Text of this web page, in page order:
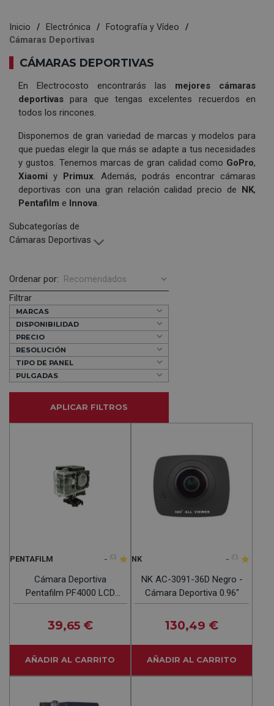
Inicio Electrónica
Fotografía y Vídeo
Cámaras Deportivas
CÁMARAS DEPORTIVAS
En Electrocosto encontrarás las mejores cámaras
deportivas para que tengas excelentes recuerdos en
todos los rincones.
Disponemos de gran variedad de marcas y modelos para
que puedas elegir la que más se adapte a tus necesidades
y gustos. Tenemos marcas de gran calidad como GoPro,
Xiaomi y Primux. Además, podrás encontrar cámaras
deportivas con una gran relación calidad precio de NK,
Pentafilm e Innova.
Subcategorías de
Cámaras Deportivas
Ordenar por:
Filtrar
MARCAS
DISPONIBILIDAD
PRECIO
RESOLUCIÓN
TIPO DE PANEL
PULGADAS
APLICAR FILTROS
PENTAFILM - (0)
Cámara Deportiva
Pentafilm PF4000 LCD
1080P Negro 1.5H
39,65 €
AÑADIR AL CARRITO
NK - (0)
NK AC-3091-36D Negro -
Cámara Deportiva 0.96"
130,49 €
AÑADIR AL CARRITO